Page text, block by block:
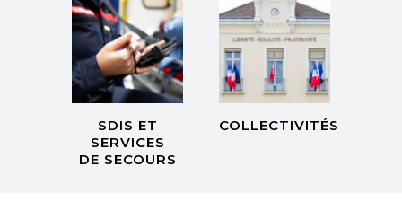
SDIS ET
SERVICES
DE SECOURS
COLLECTIVITÉS